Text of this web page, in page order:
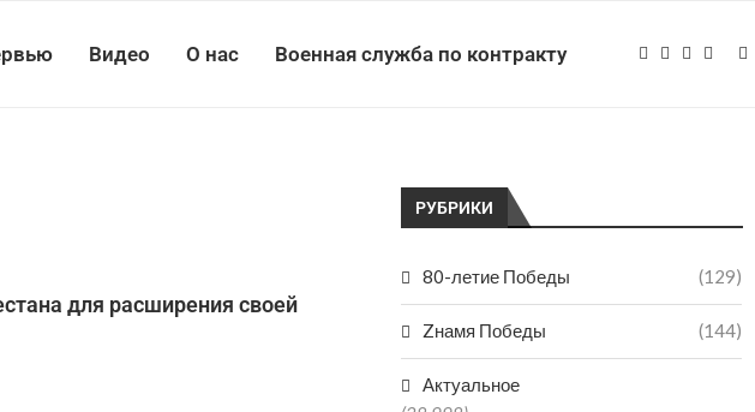
Видео О нас Военная служба по контракту
для расширения своей
РУБРИКИ
80-летие Победы (129)
Zнамя Победы (144)
Актуальное